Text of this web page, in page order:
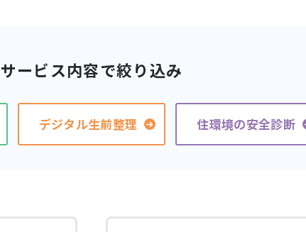
サービス内容で絞り込み
デジタル生前整理 住環境の安全診断